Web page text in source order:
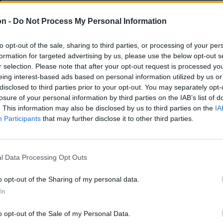
- Do Not Process My Personal Information
opt-out of the sale, sharing to third parties, or processing of your
for targeted advertising by us, please use the below opt-out
selection. Please note that after your opt-out request is processed
interest-based ads based on personal information utilized by us
to third parties prior to your opt-out. You may separately
of your personal information by third parties on the IAB’s list of
This information may also be disclosed by us to third parties on the
Participants that may further disclose it to other third parties.
Data Processing Opt Outs
opt-out of the Sharing of my personal data.
opt-out of the Sale of my Personal Data.
Jelszó
Elfelejtette a jelszavát?
Regisztráció